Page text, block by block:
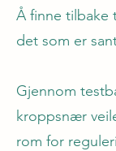
Å finne tilbake
det som er
Gjennom
kroppsnær
rom for